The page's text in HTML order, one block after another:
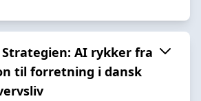
Strategien: AI rykker fra
til forretning i dansk